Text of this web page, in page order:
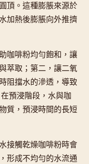
頂。這種膨脹來源於
加熱後膨脹向外推擠
咖啡粉均勻飽和，讓
萃取；第二，讓二氧
阻擋水的滲透，導致
預浸階段，水與咖
質，預浸時間的長短
接觸乾燥咖啡粉時會
形成不均勻的水流通